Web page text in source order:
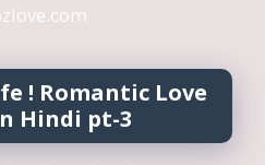
! Romantic Love
Hindi pt-3